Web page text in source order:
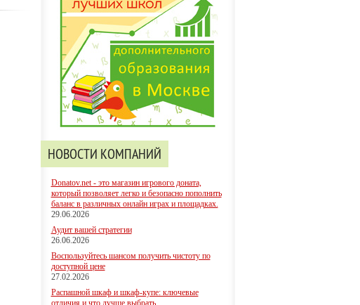
НОВОСТИ КОМПАНИЙ
Donatov.net - это магазин игрового доната,
который позволяет легко и безопасно пополнить
баланс в различных онлайн играх и площадках.
29.06.2026
Аудит вашей стратегии
26.06.2026
Воспользуйтесь шансом получить чистоту по
доступной цене
27.02.2026
Распашной шкаф и шкаф-купе: ключевые
отличия и что лучше выбрать